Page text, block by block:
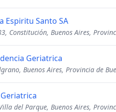
Espiritu Santo SA
Constitución, Buenos Aires,
Geriatrica
Buenos Aires, Provincia de
del Parque, Buenos Aires,